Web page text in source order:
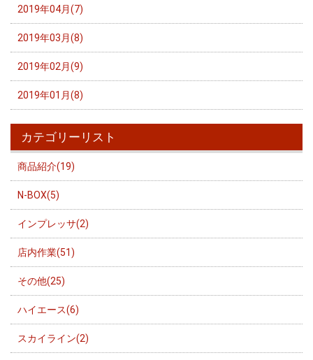
2019年04月(7)
2019年03月(8)
2019年02月(9)
2019年01月(8)
カテゴリーリスト
商品紹介(19)
N-BOX(5)
インプレッサ(2)
店内作業(51)
その他(25)
ハイエース(6)
スカイライン(2)